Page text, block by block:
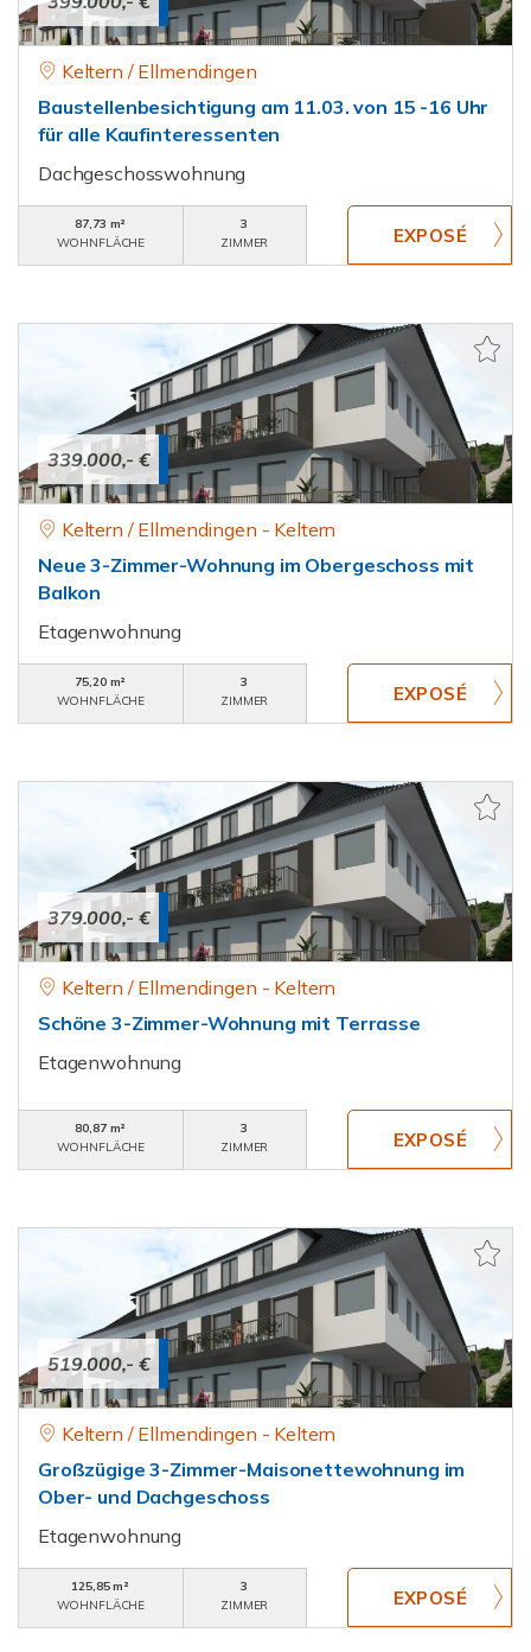
Keltern / Ellmendingen
Baustellenbesichtigung am 11.03. von 15 -16 Uhr
für alle Kaufinteressenten
Dachgeschosswohnung
87,73 m²
WOHNFLÄCHE
3
ZIMMER
339.000,- €
Keltern / Ellmendingen - Keltern
Neue 3-Zimmer-Wohnung im Obergeschoss mit
Balkon
Etagenwohnung
75,20 m²
WOHNFLÄCHE
3
ZIMMER
379.000,- €
Keltern / Ellmendingen - Keltern
Schöne 3-Zimmer-Wohnung mit Terrasse
Etagenwohnung
80,87 m²
WOHNFLÄCHE
3
ZIMMER
519.000,- €
Keltern / Ellmendingen - Keltern
Großzügige 3-Zimmer-Maisonettewohnung im
Ober- und Dachgeschoss
Etagenwohnung
125,85 m²
WOHNFLÄCHE
3
ZIMMER